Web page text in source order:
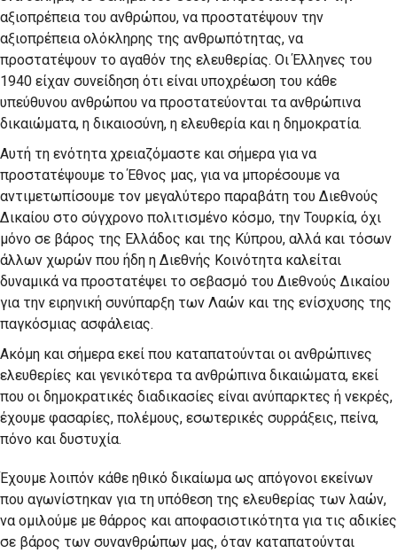
αξιοπρέπεια του ανθρώπου, να προστατέψουν την
αξιοπρέπεια ολόκληρης της ανθρωπότητας, να
προστατέψουν το αγαθόν της ελευθερίας. Οι Έλληνες του
1940 είχαν συνείδηση ότι είναι υποχρέωση του κάθε
υπεύθυνου ανθρώπου να προστατεύονται τα ανθρώπινα
δικαιώματα, η δικαιοσύνη, η ελευθερία και η δημοκρατία.
Αυτή τη ενότητα χρειαζόμαστε και σήμερα για να
προστατέψουμε το Έθνος μας, για να μπορέσουμε να
αντιμετωπίσουμε τον μεγαλύτερο παραβάτη του Διεθνούς
Δικαίου στο σύγχρονο πολιτισμένο κόσμο, την Τουρκία, όχι
μόνο σε βάρος της Ελλάδος και της Κύπρου, αλλά και τόσων
άλλων χωρών που ήδη η Διεθνής Κοινότητα καλείται
δυναμικά να προστατέψει το σεβασμό του Διεθνούς Δικαίου
για την ειρηνική συνύπαρξη των Λαών και της ενίσχυσης της
παγκόσμιας ασφάλειας.
Ακόμη και σήμερα εκεί που καταπατούνται οι ανθρώπινες
ελευθερίες και γενικότερα τα ανθρώπινα δικαιώματα, εκεί
που οι δημοκρατικές διαδικασίες είναι ανύπαρκτες ή νεκρές,
έχουμε φασαρίες, πολέμους, εσωτερικές συρράξεις, πείνα,
πόνο και δυστυχία.
Έχουμε λοιπόν κάθε ηθικό δικαίωμα ως απόγονοι εκείνων
που αγωνίστηκαν για τη υπόθεση της ελευθερίας των λαών,
να ομιλούμε με θάρρος και αποφασιστικότητα για τις αδικίες
σε βάρος των συνανθρώπων μας, όταν καταπατούνται